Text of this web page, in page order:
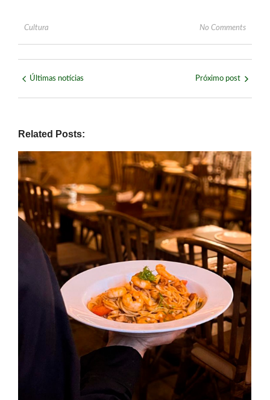
Cultura No Comments
Últimas notícias Próximo post
Related Posts: